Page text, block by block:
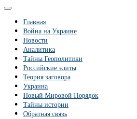
Главная
Война на Украине
Новости
Аналитика
Тайны Геополитики
Российские элиты
Теория заговора
Украина
Новый Мировой Порядок
Тайны истории
Обратная связь